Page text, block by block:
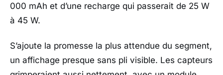
000 mAh et d’une recharge qui passerait de 25 W
à 45 W.
S’ajoute la promesse la plus attendue du segment,
un affichage presque sans pli visible. Les capteurs